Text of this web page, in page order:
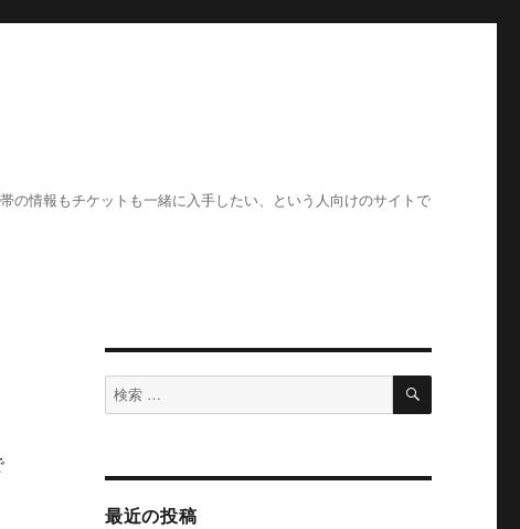
の情報もチケットも一緒に入手したい、という人向けのサイトで
検
索
検
最近の投稿